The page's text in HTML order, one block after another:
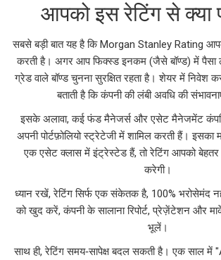
आपको इस रेटिंग से क्या
सबसे बड़ी बात यह है कि Morgan Stanley Rating
करती है। अगर आप फिक्स्ड इनकम (जैसे बॉण्ड) में पैसा
ग्रेड वाले बॉण्ड चुनना सुरक्षित रहता है। शेयर में निवेश
बताती है कि कंपनी की लंबी अवधि की
इसके अलावा, कई फंड मैनेजर्स और एसेट मैनेजमेंट
अपनी पोर्टफ़ोलियो स्ट्रेटेजी में शामिल करती हैं।
एक एसेट क्लास में इंट्रेस्टेड हैं, तो रेटिंग आपको
करेगी।
ध्यान रखें, रेटिंग सिर्फ एक संकेतक है, 100% भरोसेमंद
को खुद करें, कंपनी के सालाना रिपोर्ट, प्रेज़ेंटेशन और
भूलें।
साथ ही, रेटिंग समय‑सापेक्ष बदल सकती है। एक साल में